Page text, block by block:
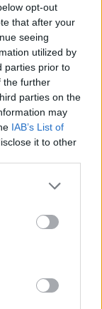
opt-out
that after your
seeing
utilized by
parties prior to
the further
parties on the
may
IAB’s List of
it to other
more Google
may click to
party tags to
below Google
e per gli altri.
se obbligato...).
posti affiancati
sono forse i